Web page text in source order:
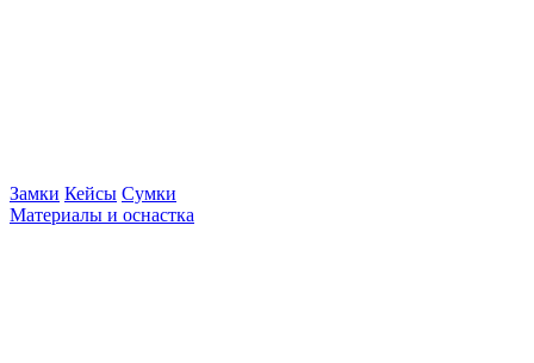
Замки Кейсы Сумки
Материалы и оснастка